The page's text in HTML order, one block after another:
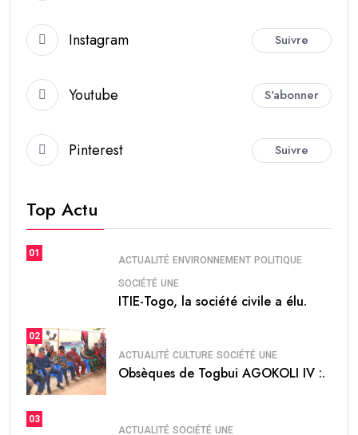
Instagram Suivre
Youtube S'abonner
Pinterest Suivre
Top Actu
01
ACTUALITÉ ENVIRONNEMENT POLITIQUE
SOCIÉTÉ UNE
ITIE-Togo, la société civile a élu.
02
ACTUALITÉ CULTURE SOCIÉTÉ UNE
Obsèques de Togbui AGOKOLI IV :.
03
ACTUALITÉ SOCIÉTÉ UNE